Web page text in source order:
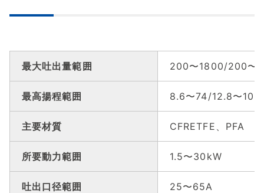
最大吐出量範囲 200〜1800/200〜
最高揚程範囲 8.6〜74/12.8〜
主要材質 CFRETFE、PFA
所要動力範囲 1.5〜30kW
吐出口径範囲 25〜65A